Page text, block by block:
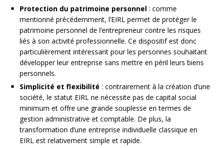
Protection du patrimoine personnel : comme
mentionné précédemment, l’EIRL permet de protéger le
patrimoine personnel de l’entrepreneur contre les risques
liés à son activité professionnelle. Ce dispositif est donc
particulièrement intéressant pour les personnes souhaitant
développer leur entreprise sans mettre en péril leurs biens
personnels.
Simplicité et flexibilité : contrairement à la création d’une
société, le statut EIRL ne nécessite pas de capital social
minimum et offre une grande souplesse en termes de
gestion administrative et comptable. De plus, la
transformation d’une entreprise individuelle classique en
EIRL est relativement simple et rapide.